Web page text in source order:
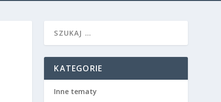
KATEGORIE
Inne tematy